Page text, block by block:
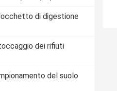
di digestione
dei rifiuti
del suolo